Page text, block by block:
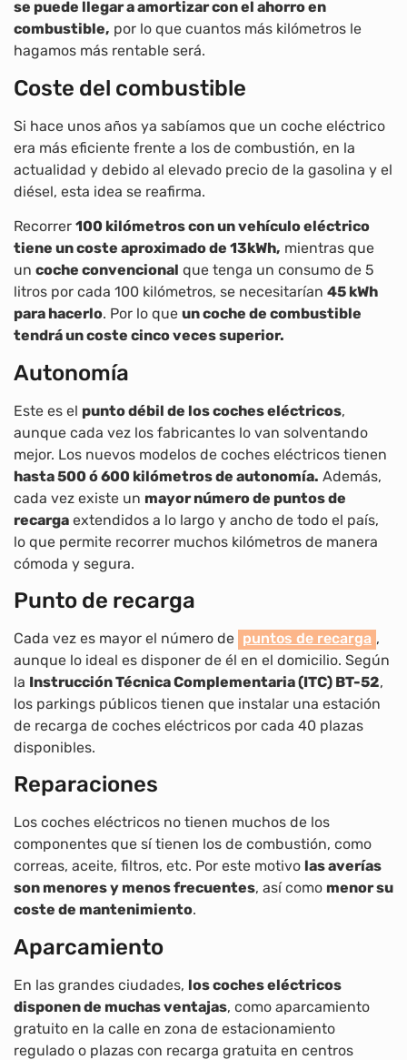
se puede llegar a amortizar con el ahorro en
combustible, por lo que cuantos más kilómetros le
hagamos más rentable será.
Coste del combustible
Si hace unos años ya sabíamos que un coche eléctrico
era más eficiente frente a los de combustión, en la
actualidad y debido al elevado precio de la gasolina y el
diésel, esta idea se reafirma.
Recorrer 100 kilómetros con un vehículo eléctrico
tiene un coste aproximado de 13kWh, mientras que
un coche convencional que tenga un consumo de 5
litros por cada 100 kilómetros, se necesitarían 45 kWh
para hacerlo. Por lo que un coche de combustible
tendrá un coste cinco veces superior.
Autonomía
Este es el punto débil de los coches eléctricos,
aunque cada vez los fabricantes lo van solventando
mejor. Los nuevos modelos de coches eléctricos tienen
hasta 500 ó 600 kilómetros de autonomía. Además,
cada vez existe un mayor número de puntos de
recarga extendidos a lo largo y ancho de todo el país,
lo que permite recorrer muchos kilómetros de manera
cómoda y segura.
Punto de recarga
Cada vez es mayor el número de puntos de recarga ,
aunque lo ideal es disponer de él en el domicilio. Según
la Instrucción Técnica Complementaria (ITC) BT-52,
los parkings públicos tienen que instalar una estación
de recarga de coches eléctricos por cada 40 plazas
disponibles.
Reparaciones
Los coches eléctricos no tienen muchos de los
componentes que sí tienen los de combustión, como
correas, aceite, filtros, etc. Por este motivo las averías
son menores y menos frecuentes, así como menor su
coste de mantenimiento.
Aparcamiento
En las grandes ciudades, los coches eléctricos
disponen de muchas ventajas, como aparcamiento
gratuito en la calle en zona de estacionamiento
regulado o plazas con recarga gratuita en centros